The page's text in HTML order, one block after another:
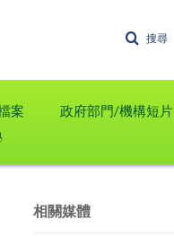
搜尋
案 政府部門/機構短片
相關媒體